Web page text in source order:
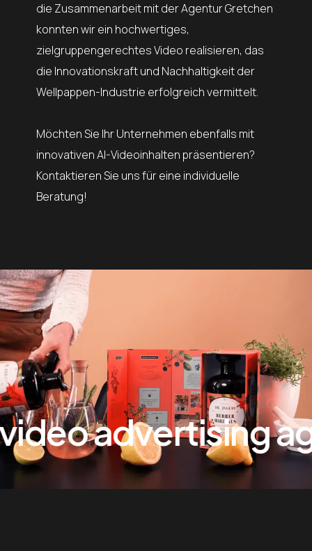
die Zusammenarbeit mit der Agentur Gretchen
konnten wir ein hochwertiges,
zielgruppengerechtes Video realisieren, das
die Innovationskraft und Nachhaltigkeit der
Wellpappen-Industrie erfolgreich vermittelt.
Möchten Sie Ihr Unternehmen ebenfalls mit
innovativen AI-Videoinhalten präsentieren?
Kontaktieren Sie uns für eine individuelle
Beratung!
advertising